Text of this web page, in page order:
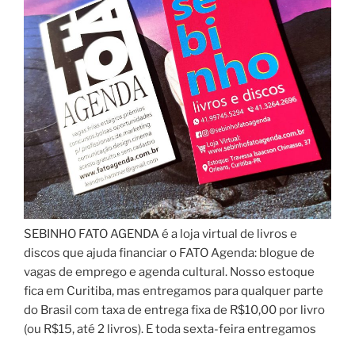
SEBINHO FATO AGENDA é a loja virtual de livros e
discos que ajuda financiar o FATO Agenda: blogue de
vagas de emprego e agenda cultural. Nosso estoque
fica em Curitiba, mas entregamos para qualquer parte
do Brasil com taxa de entrega fixa de R$10,00 por livro
(ou R$15, até 2 livros). E toda sexta-feira entregamos